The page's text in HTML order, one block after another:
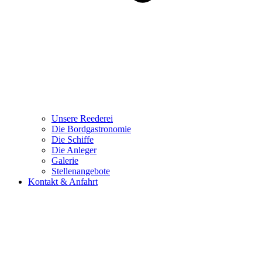
Unsere Reederei
Die Bordgastronomie
Die Schiffe
Die Anleger
Galerie
Stellenangebote
Kontakt & Anfahrt